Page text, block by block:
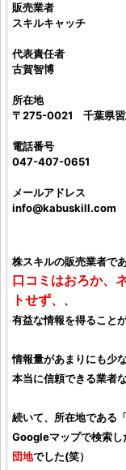
販売業者
スキルキャッチ
代表責任者
古賀智博
所在地
〒275-0021 千葉県
電話番号
047-407-0651
メールアドレス
info@kabuskill.com
株スキルの販売業者で
口コミ はおろか、
トせず、
、
有益な情報を得ること
情報量があまりにも少
本当に信頼できる業者
続いて、所在地である
Googleマップで検索し
団地でした(笑）